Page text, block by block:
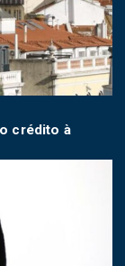
crédito à